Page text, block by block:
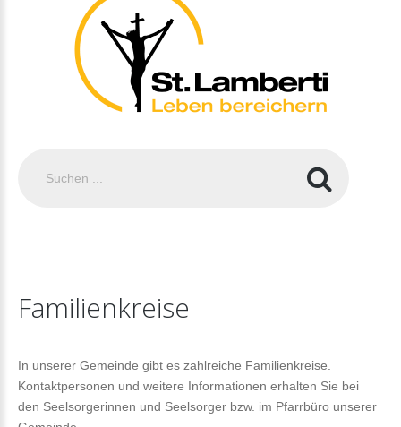
Familienkreise
In unserer Gemeinde gibt es zahlreiche Familienkreise.
Kontaktpersonen und weitere Informationen erhalten Sie bei
den Seelsorgerinnen und Seelsorger bzw. im Pfarrbüro unserer